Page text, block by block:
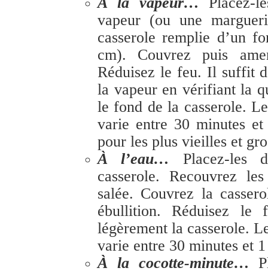
vapeur (ou une
casserole remplie d’un
cm). Couvrez puis
Réduisez le feu. Il suffit
la vapeur en vérifiant la
le fond de la casserole.
varie entre 30 minutes
pour les plus vieilles et
À l’eau… Placez-les
casserole. Recouvrez
salée. Couvrez la
ébullition. Réduisez le
légèrement la casserole.
varie entre 30 minutes et
À la cocotte-minute…